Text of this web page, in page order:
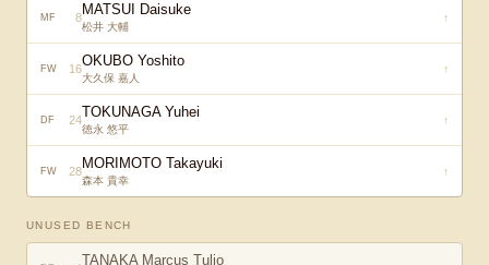
MF 8MATSUI Daisuke
松井 大輔
↑
FW 16OKUBO Yoshito
大久保 嘉人
↑
DF 24TOKUNAGA Yuhei
徳永 悠平
↑
FW 28MORIMOTO Takayuki
森本 貴幸
↑
UNUSED BENCH
TANAKA Marcus Tulio